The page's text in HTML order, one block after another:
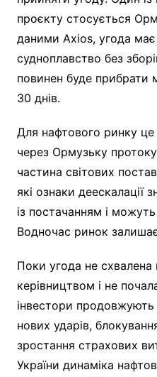
проєкту стосується
даними Axios, угода має
судноплавство без
повинен буде прибрати
30 днів.
Для нафтового ринку
через Ормузьку
частина світових
які ознаки деескалації
із постачанням і
Водночас ринок
Поки угода не схвалена
керівництвом і не
інвестори продовжують
нових ударів,
зростання страхових
України динаміка